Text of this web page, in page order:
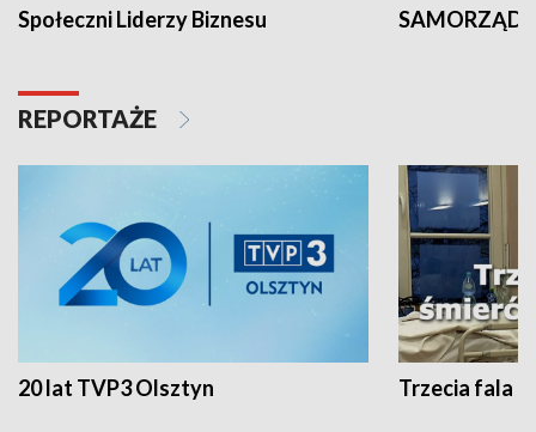
Społeczni Liderzy Biznesu SAMORZĄD
REPORTAŻE
20 lat TVP3 Olsztyn Trzecia fala -